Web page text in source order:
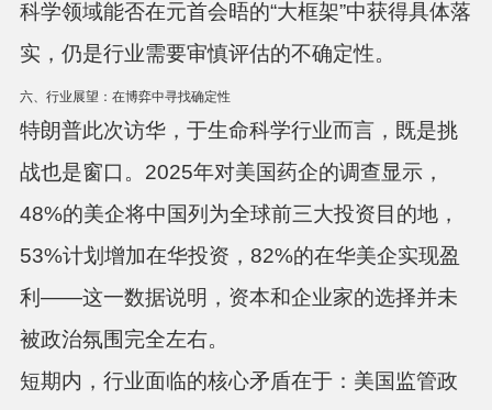
科学领域能否在元首会晤的“大框架”中获得具体落
实，仍是行业需要审慎评估的不确定性。
六、行业展望：在博弈中寻找确定性
特朗普此次访华，于生命科学行业而言，既是挑
战也是窗口。2025年对美国药企的调查显示，
48%的美企将中国列为全球前三大投资目的地，
53%计划增加在华投资，82%的在华美企实现盈
利——这一数据说明，资本和企业家的选择并未
被政治氛围完全左右。
短期内，行业面临的核心矛盾在于： 美国监管政